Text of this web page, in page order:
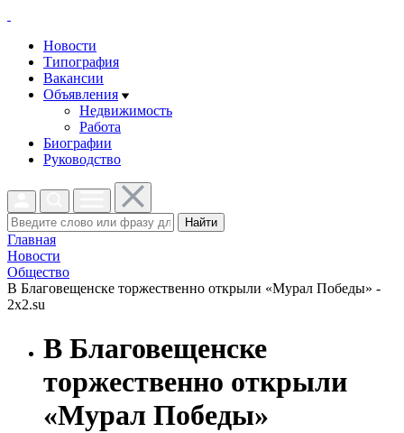
Новости
Типография
Вакансии
Объявления
Недвижимость
Работа
Биографии
Руководство
Найти
Главная
Новости
Общество
В Благовещенске торжественно открыли «Мурал Победы» -
2x2.su
В Благовещенске
торжественно открыли
«Мурал Победы»